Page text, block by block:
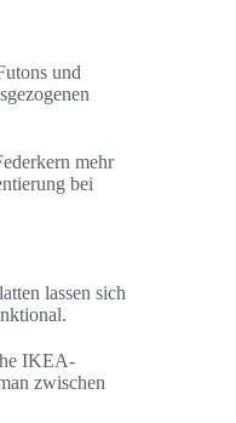
und
mehr
bei
lassen sich
IKEA-
zwischen